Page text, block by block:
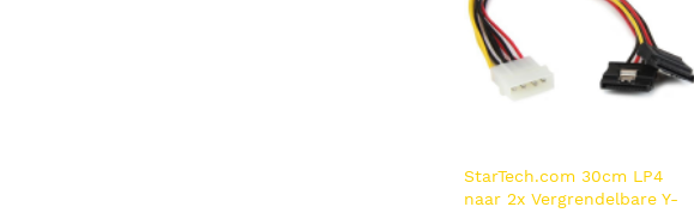
StarTech.com 30cm LP4
naar 2x Vergrendelbare Y-